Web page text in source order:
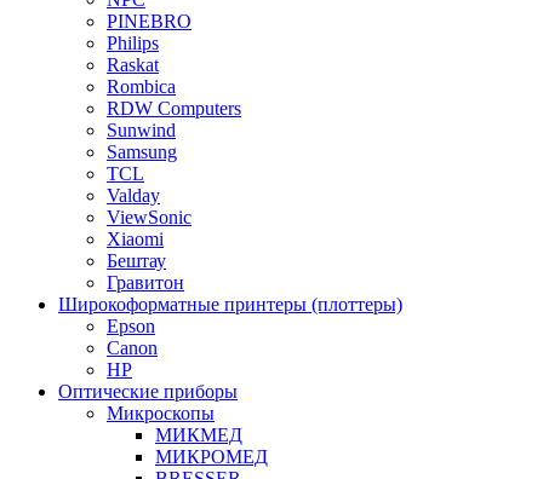
PINEBRO
Philips
Raskat
Rombica
RDW Computers
Sunwind
Samsung
TCL
Valday
ViewSonic
Xiaomi
Бештау
Гравитон
Широкоформатные принтеры (плоттеры)
Epson
Canon
HP
Оптические приборы
Микроскопы
МИКМЕД
МИКРОМЕД